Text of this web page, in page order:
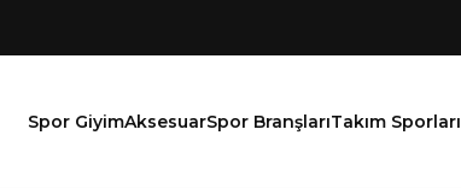
Spor GiyimAksesuarSpor BranşlarıTakım Sporları